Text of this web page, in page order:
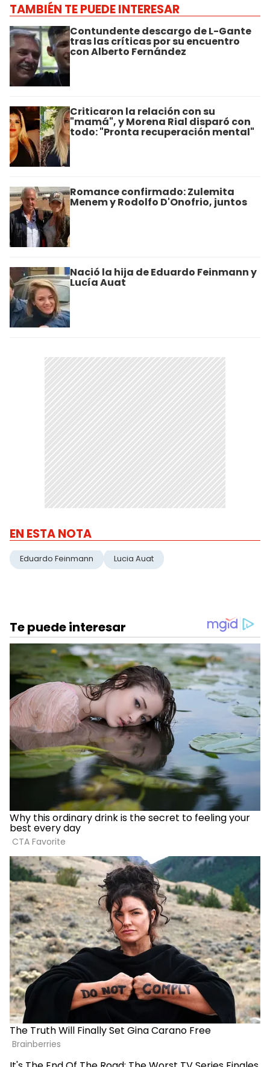
TAMBIÉN TE PUEDE INTERESAR
Contundente descargo de L-Gante
tras las críticas por su encuentro
con Alberto Fernández
Criticaron la relación con su
"mamá", y Morena Rial disparó con
todo: "Pronta recuperación mental"
Romance confirmado: Zulemita
Menem y Rodolfo D'Onofrio, juntos
Nació la hija de Eduardo Feinmann y
Lucía Auat
EN ESTA NOTA
Eduardo Feinmann Lucia Auat